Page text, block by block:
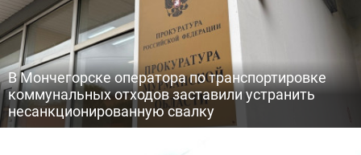
В Мончегорске оператора по транспортировке
коммунальных отходов заставили устранить
несанкционированную свалку